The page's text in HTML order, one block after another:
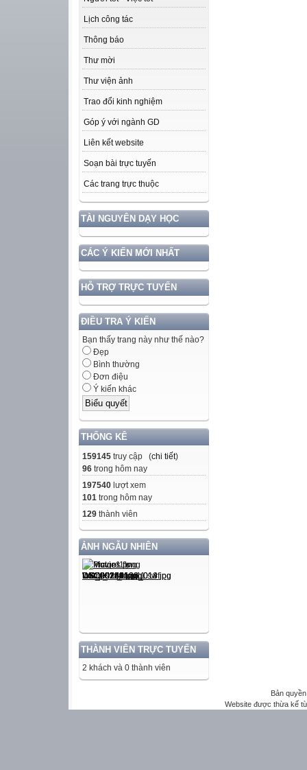
Lịch công tác
Thông báo
Thư mời
Thư viện ảnh
Trao đổi kinh nghiệm
Góp ý với ngành GD
Liên kết website
Soạn bài trực tuyến
Các trang trực thuộc
TÀI NGUYÊN DẠY HỌC
CÁC Ý KIẾN MỚI NHẤT
HỖ TRỢ TRỰC TUYẾN
ĐIỀU TRA Ý KIẾN
Bạn thấy trang này như thế nào?
Đẹp
Bình thường
Đơn điệu
Ý kiến khác
THỐNG KÊ
159145 truy cập (chi tiết)
96 trong hôm nay
197540 lượt xem
101 trong hôm nay
129 thành viên
ẢNH NGẪU NHIÊN
THÀNH VIÊN TRỰC TUYẾN
2 khách và 0 thành viên
Bản
Website được thừa kế